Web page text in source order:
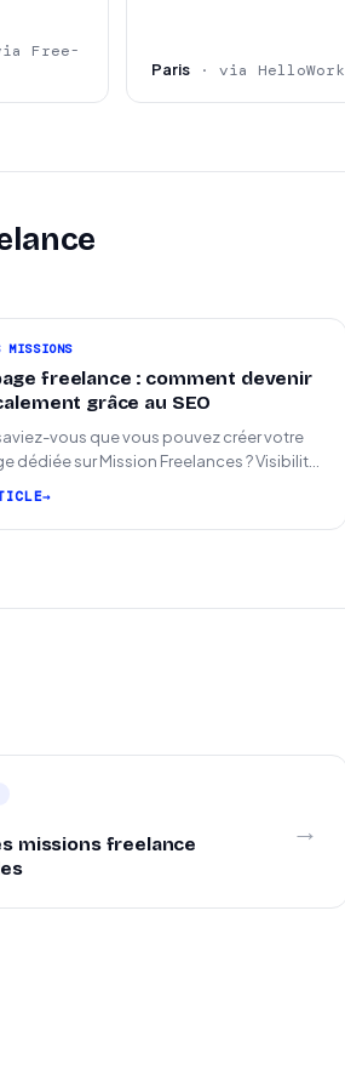
Free-
Paris · via HelloWork
MISSIONS
freelance : comment devenir
grâce au SEO
vous que vous pouvez créer votre
dédiée sur Mission Freelances ? Visibilité
missions freelance
→